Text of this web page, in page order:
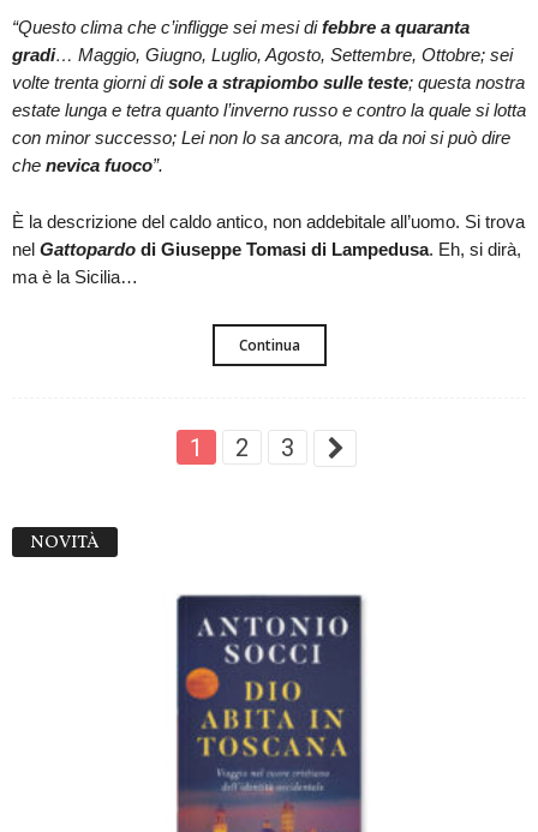
“Questo clima che c’infligge sei mesi difebbre a quaranta
gradi… Maggio, Giugno, Luglio, Agosto, Settembre, Ottobre; sei
volte trenta giorni disole a strapiombo sulle teste; questa nostra
estate lunga e tetra quanto l’inverno russo e contro la quale si lotta
con minor successo; Lei non lo sa ancora, ma da noi si può dire
che nevica fuoco”.
È la descrizione del caldo antico, non addebitale all’uomo. Si trova
nel Gattopardo di Giuseppe Tomasi di Lampedusa. Eh, si dirà,
ma è la Sicilia…
Continua
1 2 3
NOVITÀ